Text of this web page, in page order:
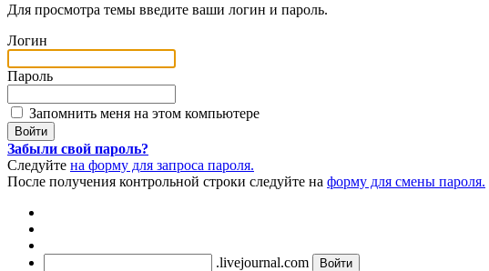
Для просмотра темы введите ваши логин и пароль.
Логин
Пароль
Запомнить меня на этом компьютере
Забыли свой пароль?
Следуйте на форму для запроса пароля.
После получения контрольной строки следуйте на форму для смены пароля.
.livejournal.com